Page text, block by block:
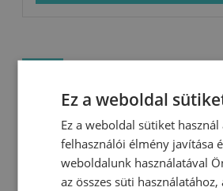
Extrém fehér, jó fedőszín, mely
falak és mennyezetek gyakori
Tulajdonságok:
Ez a weboldal
Ez a weboldal sütiket használ
felhasználói élmény javítása
weboldalunk használatával
az összes süti használatához,